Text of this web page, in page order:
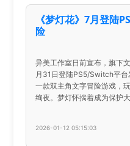
《梦灯花》7月登陆
险
异美工作室日前宣布，旗下
月31日登陆PS5/Switch平
一款双主角文字冒险游戏，
绚夜。梦灯怀揣着成为保护大
2026-01-12 05:15:03